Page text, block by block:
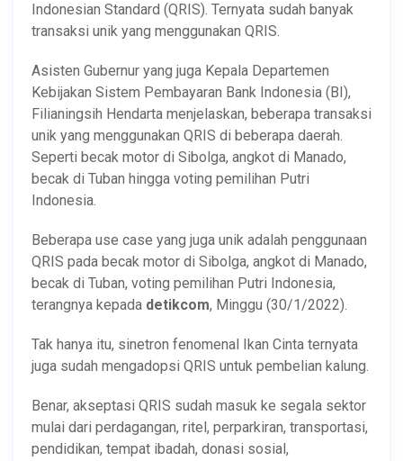
Indonesian Standard (QRIS). Ternyata sudah banyak
transaksi unik yang menggunakan QRIS.
Asisten Gubernur yang juga Kepala Departemen
Kebijakan Sistem Pembayaran Bank Indonesia (BI),
Filianingsih Hendarta menjelaskan, beberapa transaksi
unik yang menggunakan QRIS di beberapa daerah.
Seperti becak motor di Sibolga, angkot di Manado,
becak di Tuban hingga voting pemilihan Putri
Indonesia.
Beberapa use case yang juga unik adalah penggunaan
QRIS pada becak motor di Sibolga, angkot di Manado,
becak di Tuban, voting pemilihan Putri Indonesia,
terangnya kepada detikcom, Minggu (30/1/2022).
Tak hanya itu, sinetron fenomenal Ikan Cinta ternyata
juga sudah mengadopsi QRIS untuk pembelian kalung.
Benar, akseptasi QRIS sudah masuk ke segala sektor
mulai dari perdagangan, ritel, perparkiran, transportasi,
pendidikan, tempat ibadah, donasi sosial,